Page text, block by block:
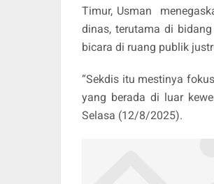
Timur, Usman
dinas, terutama di
bicara di ruang publik
“Sekdis itu mestinya
yang berada di luar
Selasa (12/8/2025).